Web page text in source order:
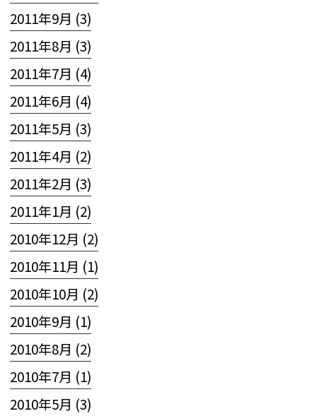
2011年9月 (3)
2011年8月 (3)
2011年7月 (4)
2011年6月 (4)
2011年5月 (3)
2011年4月 (2)
2011年2月 (3)
2011年1月 (2)
2010年12月 (2)
2010年11月 (1)
2010年10月 (2)
2010年9月 (1)
2010年8月 (2)
2010年7月 (1)
2010年5月 (3)